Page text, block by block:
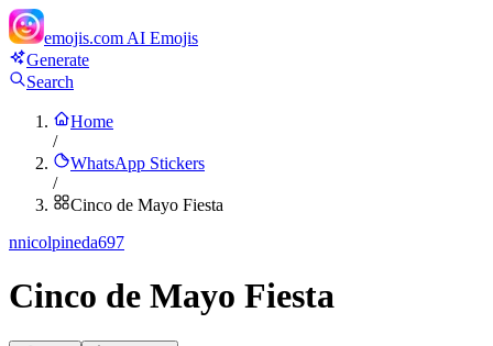
emojis.com AI Emojis
Generate
Search
Home
/
WhatsApp Stickers
/
Cinco de Mayo Fiesta
nnicolpineda697
Cinco de Mayo Fiesta